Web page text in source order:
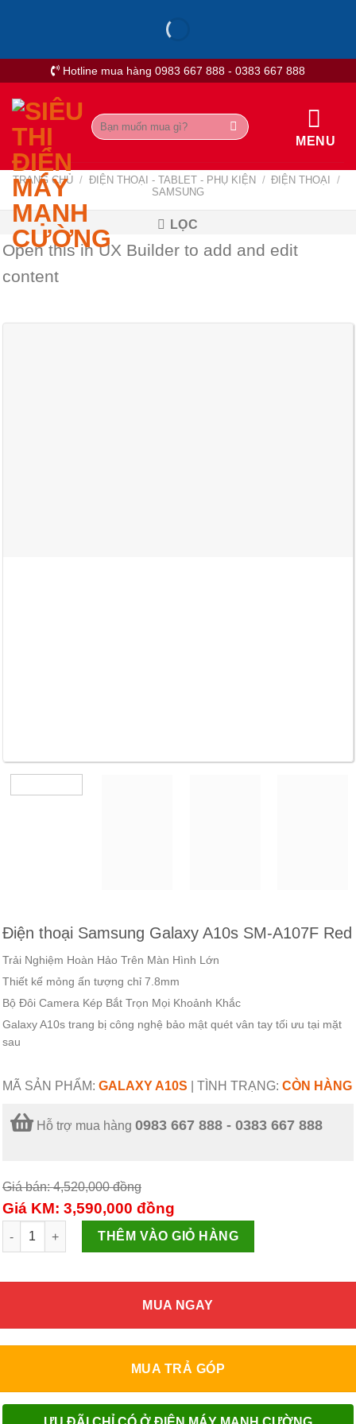
Hotline mua hàng 0983 667 888 - 0383 667 888
Tìm
kiếm:
MENU
TRANG CHỦ / ĐIỆN THOẠI - TABLET - PHỤ KIỆN / ĐIỆN THOẠI
/
SAMSUNG
LỌC
Open this in UX Builder to add and edit
content
Điện thoại Samsung Galaxy A10s SM-A107F Red
Trải Nghiệm Hoàn Hảo Trên Màn Hình Lớn
Thiết kế mỏng ấn tượng chỉ 7.8mm
Bộ Đôi Camera Kép Bắt Trọn Mọi Khoảnh Khắc
Galaxy A10s trang bị công nghệ bảo mật quét vân tay tối ưu tại mặt
sau
MÃ SẢN PHẨM: GALAXY A10S TÌNH TRẠNG: CÒN HÀNG
Hỗ trợ mua hàng 0983 667 888 - 0383 667 888
Giá bán: 4,520,000đồng
Giá KM: 3,590,000 đồng
Điện thoại Samsung Galaxy A10s SM-A107F Red số lượng
THÊM VÀO GIỎ HÀNG
MUA NGAY
MUA TRẢ GÓP